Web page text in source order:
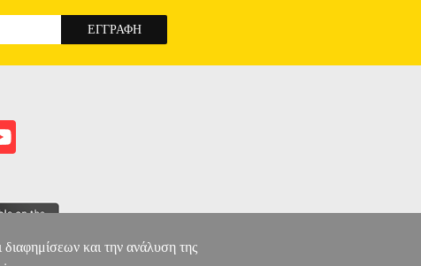
διαφημίσεων και την ανάλυση της